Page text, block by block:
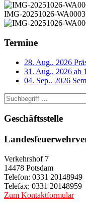
IMG-20251026-WA0003
Termine
28. Aug.. 2026
31. Aug.. 2026 ab
04. Sep.. 2026
Geschäftsstelle
Verkehrshof 7
14478 Potsdam
Telefon: 0331 20148949
Telefax: 0331 20148959
Zum Kontaktformular